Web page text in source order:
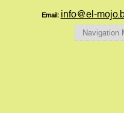
Email: info@el-